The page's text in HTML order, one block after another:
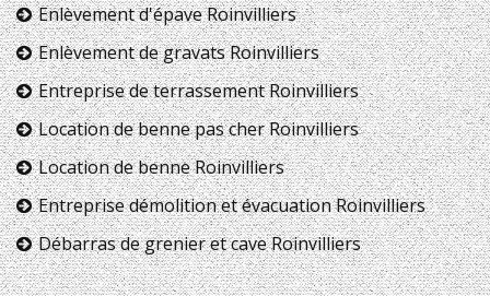
Enlèvement d'épave Roinvilliers
Enlèvement de gravats Roinvilliers
Entreprise de terrassement Roinvilliers
Location de benne pas cher Roinvilliers
Location de benne Roinvilliers
Entreprise démolition et évacuation Roinvilliers
Débarras de grenier et cave Roinvilliers